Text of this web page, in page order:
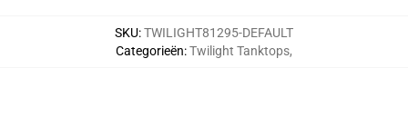
SKU:TWILIGHT81295-DEFAULT
Categorieën:Twilight Tanktops,